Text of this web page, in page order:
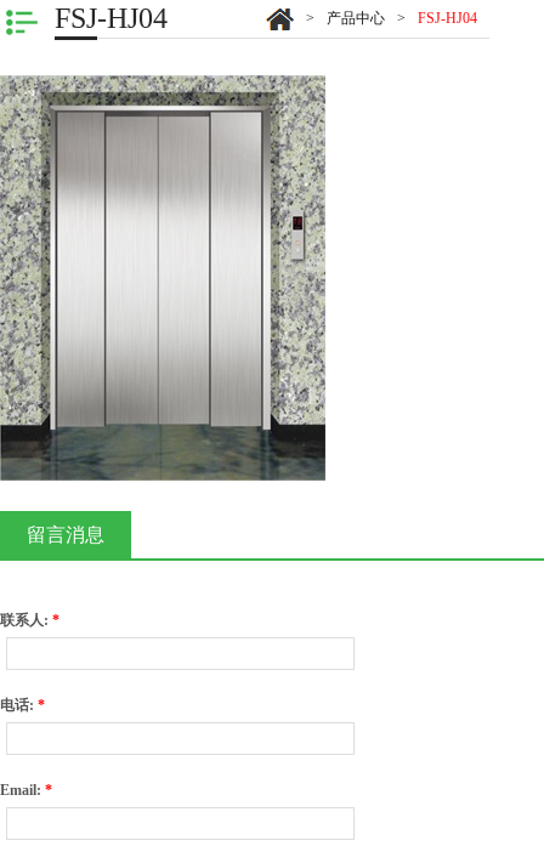
关于我们
新闻资讯
联系我们
自动人行道
0512-63869009
FSJ-HJ04 > 产品中心 > FSJ-HJ04
留言消息
联系人: *
电话: *
Email: *